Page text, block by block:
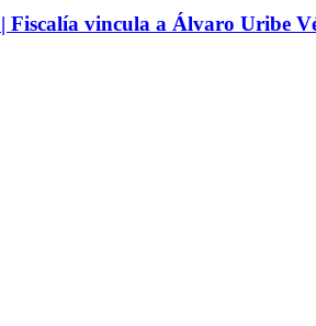
vincula a Álvaro Uribe